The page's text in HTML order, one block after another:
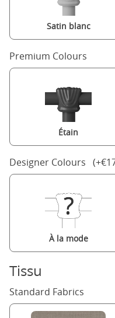
Satin blanc
Premium Colours
Étain
Designer Colours
À la mode
Tissu
Standard Fabrics